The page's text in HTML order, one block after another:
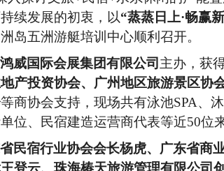
续发展的初衷，以“蒸蒸日上·畅赢
岛五洲游艇培训中心顺利召开。
威国际会展集团有限公司 主办，获
产投资协会、广州地区旅游景区协
等商协会支持，现场共有泳池SPA、
位、民宿建造运营商代表等近50位
民宿行业协会会长杨虎、广东省商
登云、珠海椿天旅游管理有限公司